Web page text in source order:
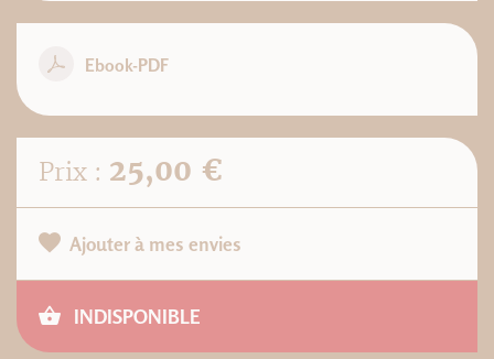
Ebook-PDF
Prix : 25,00 €
Ajouter à mes envies
INDISPONIBLE